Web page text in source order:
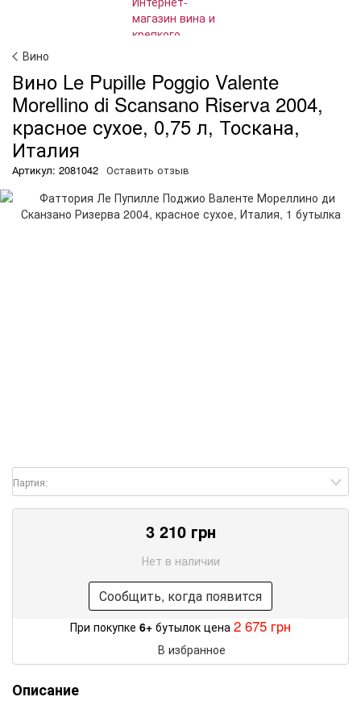
Вино
Вино Le Pupille Poggio Valente
Morellino di Scansano Riserva 2004,
красное сухое, 0,75 л, Тоскана,
Италия
Артикул: 2081042 Оставить отзыв
Партия:
3 210 грн
Нет в наличии
Сообщить, когда появится
При покупке 6+ бутылок цена 2 675 грн
В избранное
Описание